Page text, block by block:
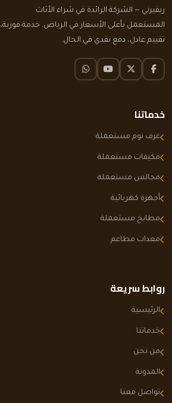
ريفيرني — الشركة الرائدة في شراء الأثاث
المستعمل بأعلى الأسعار في الرياض. خدمة فورية،
تقييم عادل، دفع نقدي في الحال.
فيسبوكتويتر X يوتيوبواتساب
خدماتنا
غرف نوم مستعملة
مكيفات مستعملة
مجالس مستعملة
أجهزة كهربائية
مطابخ مستعملة
معدات مطاعم
روابط سريعة
الرئيسية
خدماتنا
من نحن
المدونة
تواصل معنا